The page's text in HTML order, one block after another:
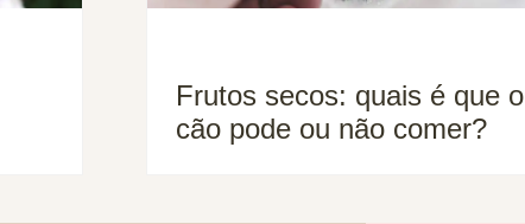
Frutos secos: quais é que o
cão pode ou não comer?